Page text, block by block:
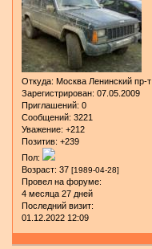
Откуда: Москва Ленинский пр-т
Зарегистрирован: 07.05.2009
Приглашений: 0
Сообщений: 3221
Уважение: +212
Позитив: +239
Пол:
Возраст: 37 [1989-04-28]
Провел на форуме:
4 месяца 27 дней
Последний визит:
01.12.2022 12:09